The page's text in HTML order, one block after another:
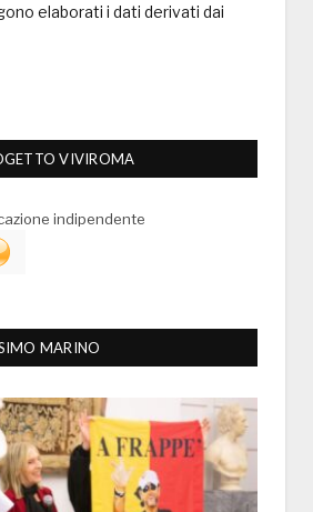
elaborati i dati derivati dai
VIVIROMA
indipendente
MARINO